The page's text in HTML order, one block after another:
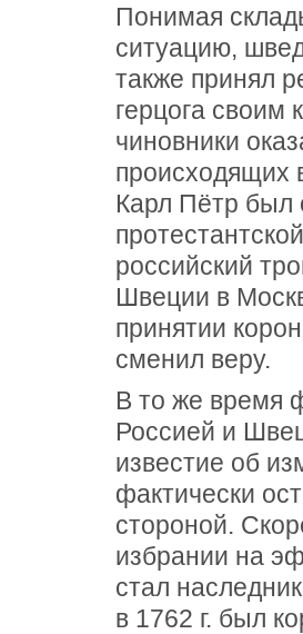
Понимая
ситуацию,
также принял
герцога своим
чиновники
происходящих
Карл Пётр был
российский
Швеции в
принятии
сменил веру.
В то же время
Россией и
известие об
фактически
стороной.
избрании на
стал
в 1762 г. был